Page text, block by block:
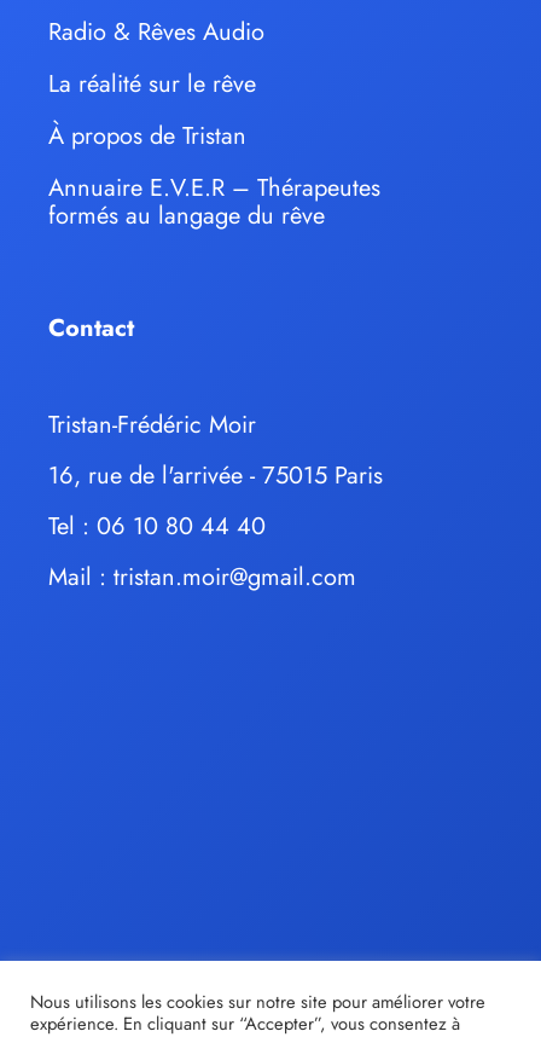
Radio & Rêves Audio
La réalité sur le rêve
À propos de Tristan
Annuaire E.V.E.R – Thérapeutes
formés au langage du rêve
Contact
Tristan-Frédéric Moir
16, rue de l'arrivée - 75015 Paris
Tel : 06 10 80 44 40
Mail : tristan.moir@gmail.com
Nous utilisons les cookies sur notre site pour améliorer votre
expérience. En cliquant sur “Accepter”, vous consentez à